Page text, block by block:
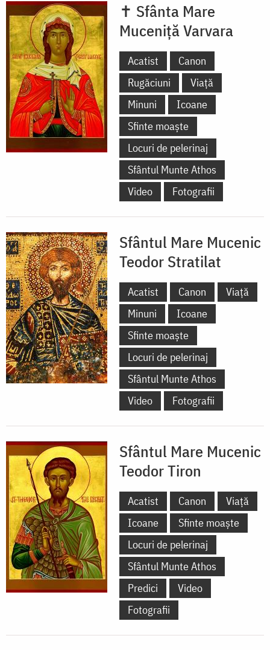
✝ Sfânta Mare
Muceniță Varvara
Acatist
Canon
Rugăciuni
Viață
Minuni
Icoane
Sfinte moaște
Locuri de pelerinaj
Sfântul Munte Athos
Video
Fotografii
Sfântul Mare Mucenic
Teodor Stratilat
Acatist Canon
Viață
Minuni
Icoane
Sfinte moaște
Locuri de pelerinaj
Sfântul Munte Athos
Video
Fotografii
Sfântul Mare Mucenic
Teodor Tiron
Acatist Canon
Viață
Icoane
Sfinte moaște
Locuri de pelerinaj
Sfântul Munte Athos
Predici
Video
Fotografii